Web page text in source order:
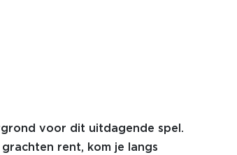
voor dit uitdagende spel.
rent, kom je langs